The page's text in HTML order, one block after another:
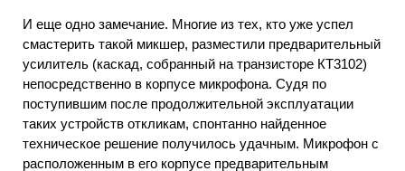
И еще одно замечание. Многие из тех, кто уже успел
смастерить такой микшер, разместили предварительный
усилитель (каскад, собранный на транзисторе КТ3102)
непосредственно в корпусе микрофона. Судя по
поступившим после продолжительной эксплуатации
таких устройств откликам, спонтанно найденное
техническое решение получилось удачным. Микрофон с
расположенным в его корпусе предварительным